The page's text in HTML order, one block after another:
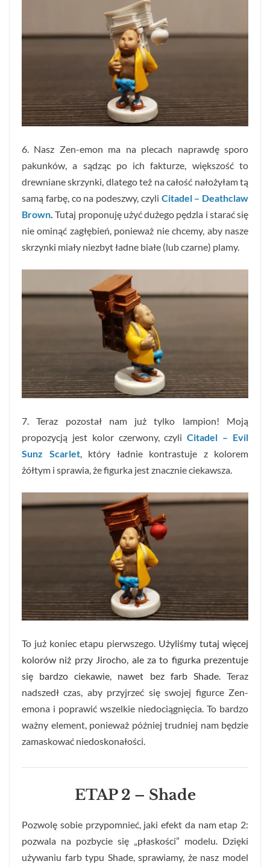
6. Nasz Zen-emon ma na plecach naprawdę sporo
pakunków, a sądząc po ich fakturze, większość to
drewniane skrzynki, dlatego też na całość nałożyłam tą
samą farbę, co na podeszwy, czyli Citadel – Deathclaw
Brown.Tutaj proponuję użyć dużego pędzla i starać się
nie ominąć zagłębień, ponieważ nie chcemy, aby nasze
skrzynki miały niezbyt ładne białe (lub czarne) plamy.
7. Teraz pozostał nam już tylko lampion! Moją
propozycją jest kolor czerwony, czyliCitadel – Evil
Sunz Scarlet, który ładnie kontrastuje z kolorem
żółtym i sprawia, że figurka jest znacznie ciekawsza.
To już koniec etapu pierwszego. Użyliśmy tutaj więcej
kolorów niż przy Jirocho, ale za to figurka prezentuje
się bardzo ciekawie, nawet bez farb Shade.Teraz
nadszedł czas, aby przyjrzeć się swojej figurce Zen-
emona i poprawić wszelkie niedociągnięcia. To bardzo
ważny element, ponieważ później trudniej nam będzie
zamaskować niedoskonałości.
ETAP 2 – Shade
Pozwolę sobie przypomnieć, jaki efekt da nam etap 2:
pozwala na pozbycie się „płaskości” modelu. Dzięki
używaniu farb typu Shade, sprawiamy, że nasz model